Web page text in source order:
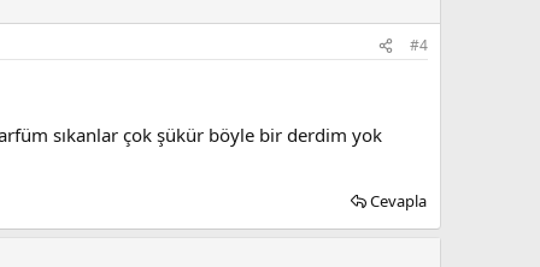
#4
sıkanlar çok şükür böyle bir derdim yok
Cevapla